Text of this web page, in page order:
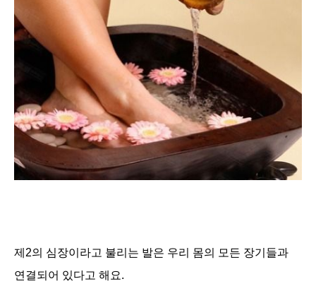
제2의 심장이라고 불리는 발은 우리 몸의 모든 장기들과
연결되어 있다고 해요.